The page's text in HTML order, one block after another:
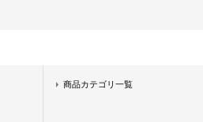
商品カテゴリ一覧